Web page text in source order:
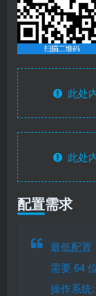
此处
此处
配置需求
最低配置
需要 64
操作系统